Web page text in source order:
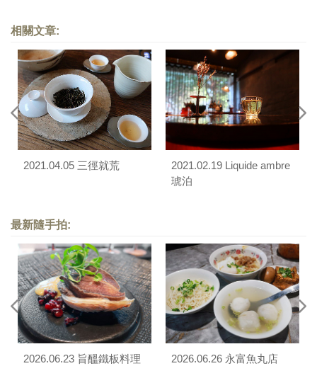
相關文章:
2021.04.05 三徑就荒
2021.02.19 Liquide ambre
琥泊
最新隨手拍:
2026.06.23 旨醞鐵板料理
2026.06.26 永富魚丸店